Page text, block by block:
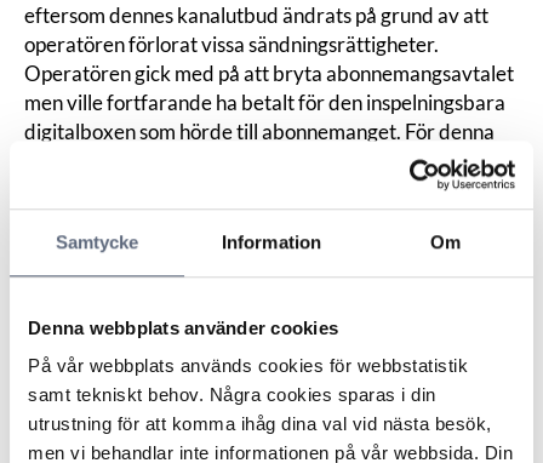
Samtycke Information Om
Denna webbplats använder cookies
På vår webbplats används cookies för webbstatistik
samt tekniskt behov. Några cookies sparas i din
utrustning för att komma ihåg dina val vid nästa besök,
men vi behandlar inte informationen på vår webbsida. Din
eftersom dennes kanalutbud ändrats på grund av att
operatören förlorat vissa sändningsrättigheter.
Operatören gick med på att bryta abonnemangsavtalet
men ville fortfarande ha betalt för den inspelningsbara
digitalboxen som hörde till abonnemanget. För denna
betalade konsumenten en extra kostnad om 99 kronor
allmänna villkoren hade rätt att avsluta abonnemanget
vid ändringar men att detta inte ska påverka
ARN menade att parterna var överens om att
abonnemanget skulle få avslutas enligt villkoren. Vad
gäller boxen ansåg nämnden att hårdvaran för tjänstens
utförande (digitalboxen) kunde ses som
sammankopplad med tjänsten och därmed som en del